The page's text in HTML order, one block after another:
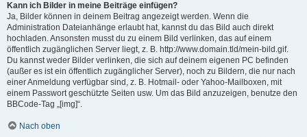
Kann ich Bilder in meine Beiträge einfügen?
Ja, Bilder können in deinem Beitrag angezeigt werden. Wenn die
Administration Dateianhänge erlaubt hat, kannst du das Bild auch direkt
hochladen. Ansonsten musst du zu einem Bild verlinken, das auf einem
öffentlich zugänglichen Server liegt, z. B. http://www.domain.tld/mein-bild.gif.
Du kannst weder Bilder verlinken, die sich auf deinem eigenen PC befinden
(außer es ist ein öffentlich zugänglicher Server), noch zu Bildern, die nur nach
einer Anmeldung verfügbar sind, z. B. Hotmail- oder Yahoo-Mailboxen, mit
einem Passwort geschützte Seiten usw. Um das Bild anzuzeigen, benutze den
BBCode-Tag „[img]“.
Nach oben